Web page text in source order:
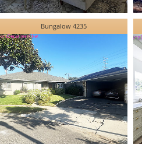
Bungalow 4235